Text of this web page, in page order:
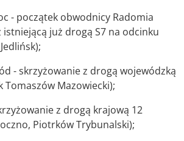
- początek obwodnicy Radomia
istniejącą już drogą S7 na odcinku
- skrzyżowanie z drogą wojewódzką
Tomaszów Mazowiecki);
z drogą krajową 12
Piotrków Trybunalski);